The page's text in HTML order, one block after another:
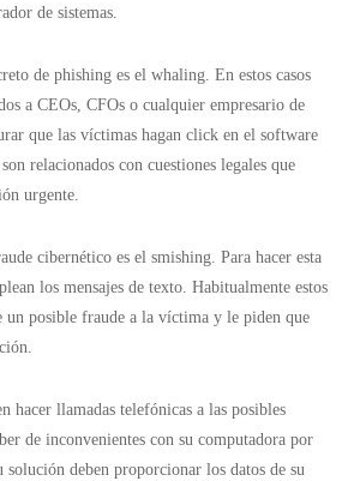
de sistemas.
de phishing es el whaling. En estos casos
a CEOs, CFOs o cualquier empresario de
que las víctimas hagan click en el software
relacionados con cuestiones legales que
urgente.
cibernético es el smishing. Para hacer esta
los mensajes de texto. Habitualmente estos
un posible fraude a la víctima y le piden que
hacer llamadas telefónicas a las posibles
de inconvenientes con su computadora por
solución deben proporcionar los datos de su